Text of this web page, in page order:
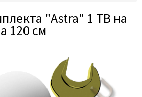
"Astra" 1 ТВ на
120 см